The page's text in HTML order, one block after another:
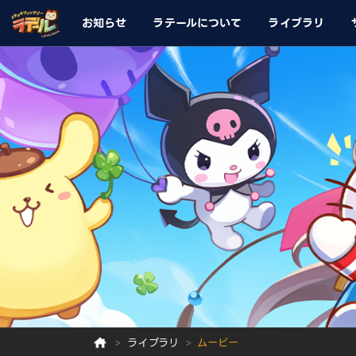
お知らせ ラテールについて ライブラリ
ライブラリ ムービー